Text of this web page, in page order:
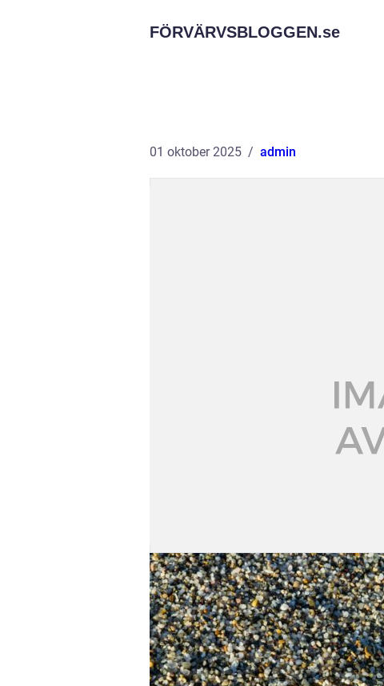
FÖRVÄRVSBLOGGEN.se
01 oktober 2025 admin